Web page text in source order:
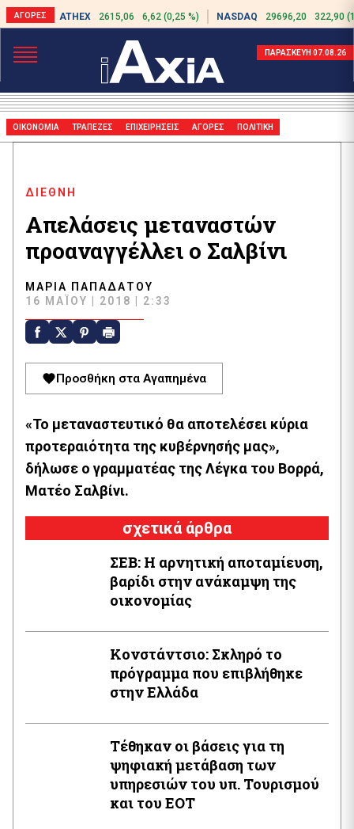
ATHEX 2615,06 6,62 (0,25 %) NASDAQ 29696,20 322,90
ΠΑΡΑΣΚΕΥΗ 07.08.26
ΟΙΚΟΝΟΜΙΑ ΤΡΑΠΕΖΕΣ ΕΠΙΧΕΙΡΗΣΕΙΣ ΑΓΟΡΕΣ ΠΟΛΙΤΙΚΗ
ΔΙΕΘΝΗ
Απελάσεις μεταναστών
προαναγγέλλει ο Σαλβίνι
ΜΑΡΊΑ ΠΑΠΑΔΆΤΟΥ
16 ΜΑΪ́ΟΥ | 2018 | 2:33
Προσθήκη στα Αγαπημένα
«Το μεταναστευτικό θα αποτελέσει κύρια
προτεραιότητα της κυβέρνησής μας»,
δήλωσε ο γραμματέας της Λέγκα του Βορρά,
Ματέο Σαλβίνι.
σχετικά άρθρα
ΣΕΒ: Η αρνητική αποταμίευση,
βαρίδι στην ανάκαμψη της
οικονομίας
Κονστάντσιο: Σκληρό το
πρόγραμμα που επιβλήθηκε
στην Ελλάδα
Τέθηκαν οι βάσεις για τη
ψηφιακή μετάβαση των
υπηρεσιών του υπ. Τουρισμού
και του ΕΟΤ